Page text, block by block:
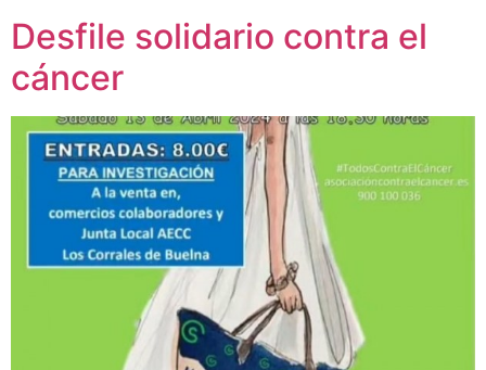
Desfile solidario contra el
cáncer